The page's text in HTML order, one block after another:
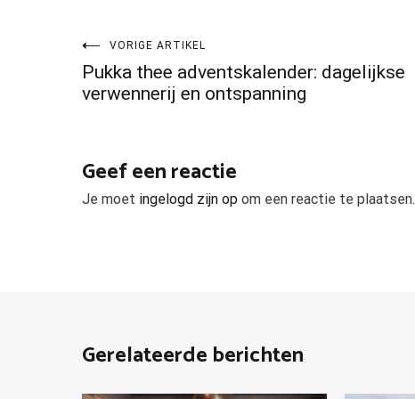
Bericht
navigatie
VORIGE ARTIKEL
Pukka thee adventskalender: dagelijkse
verwennerij en ontspanning
Geef een reactie
Je moet ingelogd zijn op om een reactie te plaatsen.
Gerelateerde berichten